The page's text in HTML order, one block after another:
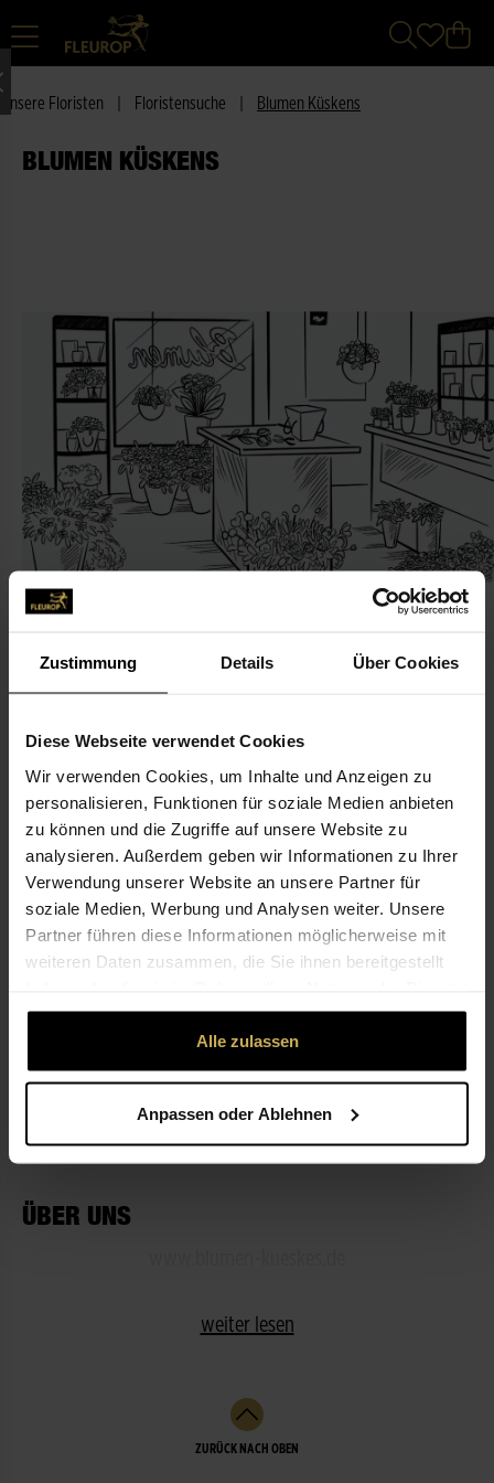
Zustimmung Details Über Cookies
Diese Webseite verwendet Cookies
Wir verwenden Cookies, um Inhalte und Anzeigen zu
personalisieren, Funktionen für soziale Medien anbieten
zu können und die Zugriffe auf unsere Website zu
analysieren. Außerdem geben wir Informationen zu Ihrer
Verwendung unserer Website an unsere Partner für
soziale Medien, Werbung und Analysen weiter. Unsere
Partner führen diese Informationen möglicherweise mit
weiteren Daten zusammen, die Sie ihnen bereitgestellt
gesammelt haben.
Alle zulassen
Anpassen oder Ablehnen
Unsere Floristen Floristensuche Blumen Küskens
BLUMEN KÜSKENS
Blumen Küskens
Buchholz, Dagmar
Friedhofsallee 14
41372 Niederkrüchten
02163-458 59
02163-329 44
ÜBER UNS
weiter lesen
ZURÜCK NACH OBEN